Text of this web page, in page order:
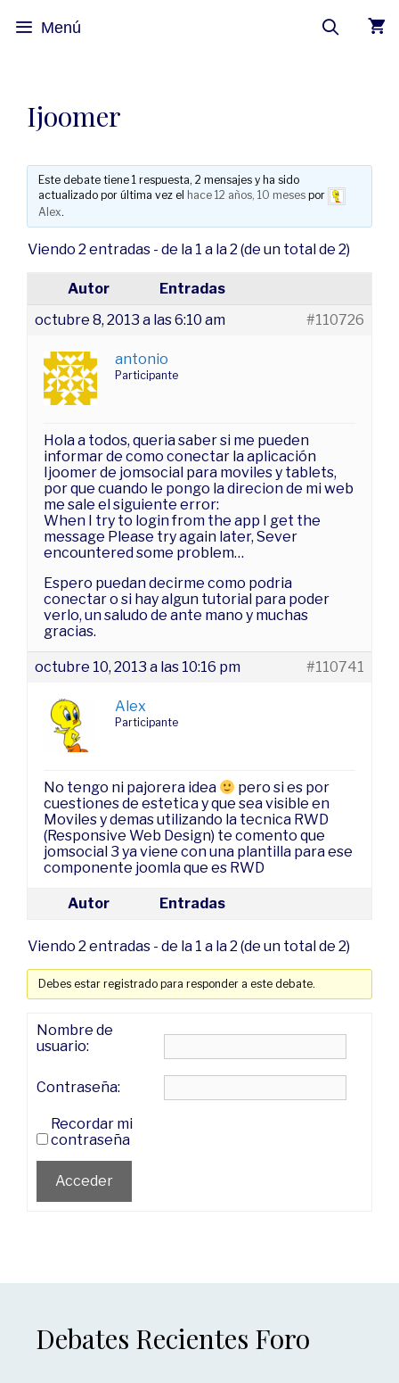
Menú
Ijoomer
Este debate tiene 1 respuesta, 2 mensajes y ha sido
actualizado por última vez el hace 12 años, 10 mesespor
Alex.
Viendo 2 entradas - de la 1 a la 2 (de un total de 2)
Autor
Entradas
octubre 8, 2013 a las 6:10 am
#110726
antonio
Participante
Hola a todos, queria saber si me pueden
informar de como conectar la aplicación
Ijoomer de jomsocial para moviles y tablets,
por que cuando le pongo la direcion de mi web
me sale el siguiente error:
When I try to login from the app I get the
message Please try again later, Sever
encountered some problem…
Espero puedan decirme como podria
conectar o si hay algun tutorial para poder
verlo, un saludo de ante mano y muchas
gracias.
octubre 10, 2013 a las 10:16 pm #110741
Alex
Participante
No tengo ni pajorera idea
pero si es por
cuestiones de estetica y que sea visible en
Moviles y demas utilizando la tecnica RWD
(Responsive Web Design) te comento que
jomsocial 3 ya viene con una plantilla para ese
componente joomla que es RWD
Autor Entradas
Viendo 2 entradas - de la 1 a la 2 (de un total de 2)
Debes estar registrado para responder a este debate.
Nombre de
usuario:
Contraseña:
Recordar mi
contraseña
Acceder
Debates Recientes Foro